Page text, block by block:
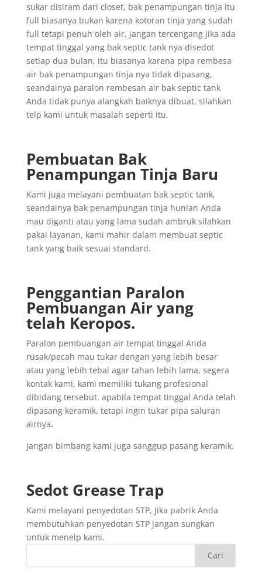
sukar disiram dari closet, bak penampungan tinja itu
full biasanya bukan karena kotoran tinja yang sudah
full tetapi penuh oleh air, jangan tercengang jika ada
tempat tinggal yang bak septic tank nya disedot
setiap dua bulan, itu biasanya karena pipa rembesa
air bak penampungan tinja nya tidak dipasang,
seandainya paralon rembesan air bak septic tank
Anda tidak punya alangkah baiknya dibuat, silahkan
telp kami untuk masalah seperti itu.
Pembuatan Bak
Penampungan Tinja Baru
Kami juga melayani pembuatan bak septic tank,
seandainya bak penampungan tinja hunian Anda
mau diganti atau yang lama sudah ambruk silahkan
pakai layanan, kami mahir dalam membuat septic
tank yang baik sesuai standard.
Penggantian Paralon
Pembuangan Air yang
telah Keropos.
Paralon pembuangan air tempat tinggal Anda
rusak/pecah mau tukar dengan yang lebih besar
atau yang lebih tebal agar tahan lebih lama, segera
kontak kami, kami memiliki tukang profesional
dibidang tersebut. apabila tempat tinggal Anda telah
dipasang keramik, tetapi ingin tukar pipa saluran
airnya.
Jangan bimbang kami juga sanggup pasang keramik.
Sedot Grease Trap
Kami melayani penyedotan STP, Jika pabrik Anda
membutuhkan penyedotan STP jangan sungkan
untuk menelp kami.